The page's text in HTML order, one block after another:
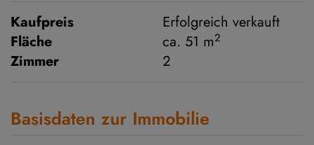
Kaufpreis
Erfolgreich verkauft
Fläche
ca. 51 m2
Zimmer 2
Basisdaten zur Immobilie